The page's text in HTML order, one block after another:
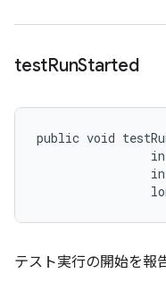
testRunStarted
public void
テスト実行の開始を報